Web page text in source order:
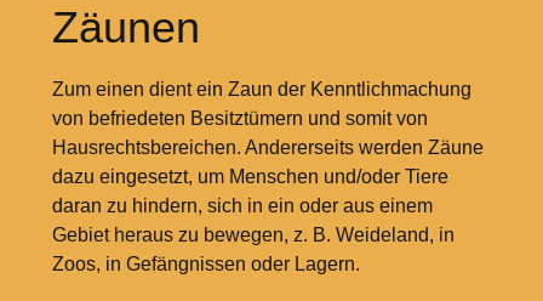
Zäunen
Zum einen dient ein Zaun der Kenntlichmachung
von befriedeten Besitztümern und somit von
Hausrechtsbereichen. Andererseits werden Zäune
dazu eingesetzt, um Menschen und/oder Tiere
daran zu hindern, sich in ein oder aus einem
Gebiet heraus zu bewegen, z. B. Weideland, in
Zoos, in Gefängnissen oder Lagern.